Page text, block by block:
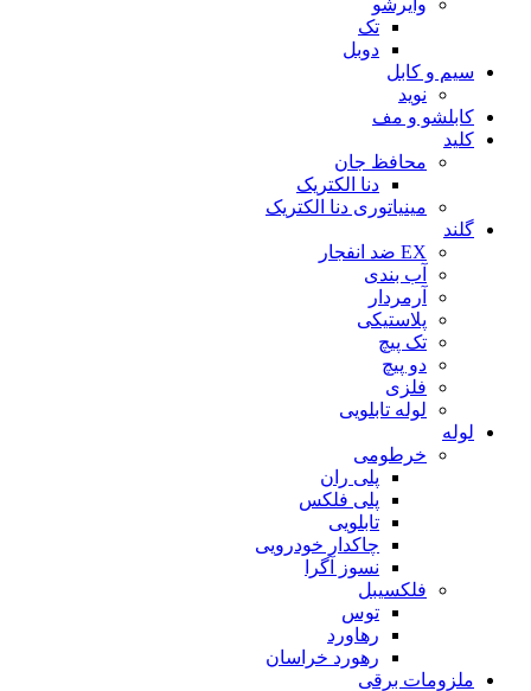
تک
دوبل
سیم و کابل
نوید
کابلشو و مف
کلید
محافظ جان
دنا الکتریک
مینیاتوری دنا الکتریک
گلند
EX ضد انفجار
آب بندی
آرمردار
پلاستیکی
تک پیچ
دو پیچ
فلزی
لوله تابلویی
لوله
خرطومی
پلی ران
پلی فلکس
تابلویی
چاکدار خودرویی
نسوز آگرا
فلکسیبل
توس
رهاورد
رهورد خراسان
ملزومات برقی